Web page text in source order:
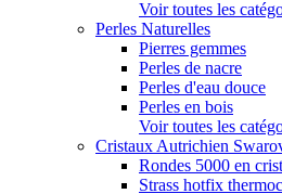
Voir toutes les
Perles Naturelles
Pierres gemmes
Perles de nacre
Perles d'eau douce
Perles en bois
Voir toutes les
Cristaux Autrichien
Rondes 5000 en
Strass hotfix